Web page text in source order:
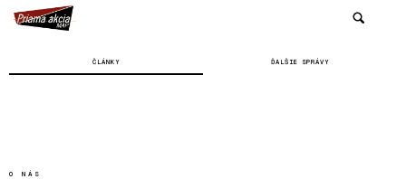
ČLÁNKY ĎALŠIE SPRÁVY
O NÁS